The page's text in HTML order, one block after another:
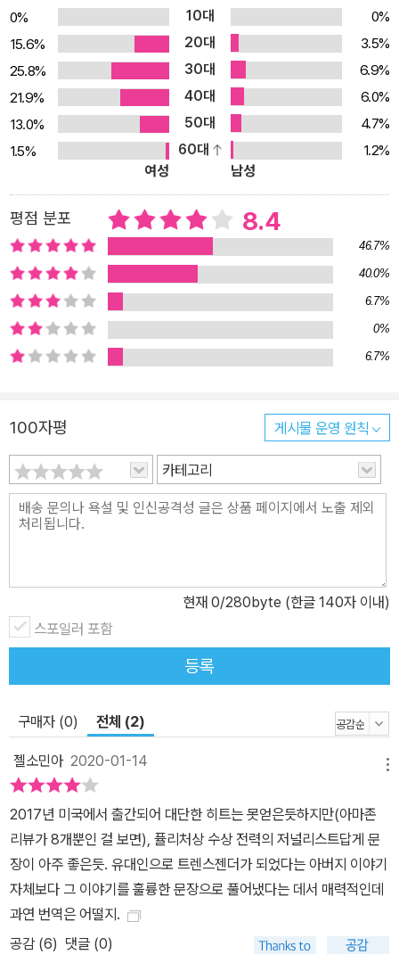
림을 전하며 만연한 문화적 규범들을 해체해 낸다. 이로써 팔루디는
가장 개인적인 것이 가장 정치적인 것이라는 페미니즘의 명제를 본인
의 삶과 작업에서 체현한다. 성별이분법에 기반한 여성성/남성성 신
화의 위기, 그리고 거기에 수반한 ‘화가 난 젊은 남자들’의 탄생과 영
웅적 남성성 재건을 향한 열망/좌절은 『백래시』에서 시작되어 『스티
프트』, 『테러 드림』, 그리고 『다크룸』으로 이어지는 ‘팔루디 연작’을
관통하는 주제다. 『다크룸』은 방법론 면에서도 취재와 인터뷰, 거기
에 대한 페미니스트적 해설을 담으며 팔루디 연작을 완성한다. 무엇
보다『다크룸』에서는 제2물결 페미니스트로서 자신과 불화했던 아버
지라는, 가장 내밀하고 사적인 출발점에서 천착해 왔던 젠더 정체성
이란 창을 경유하며 인종, 민족, 국가, 종교 등 보다 넓은 스펙트럼으
로 탐구의 폭과 범위를 확장해 나간다. 어린 시절 팔루디의 기억 속 아
버지는 마초적이고 폭력적이던, 전형적인 가부장이었다. 그런데 그
아버지가 이혼 후 가정을 떠난 지 수십 년 만에 이메일을 보내 ‘특별한
‘스테파니’라는 새 이름을 적어 자기를 소개한다. 딸은 이 극적인 변화
사와 개인사의 격랑 속에 늘 자신을 가장해야 했던 아버지의 여러 이
름과 정체성 들을 만난다. 부다 지역의 귀공자, 유대인 이슈트반 프리
드먼으로 태어난 아버지는 헝가리의 민족 동화 정책에 경도되어 열여
유대인 학살에 가담했고, 이슈트반 팔루디는 학살의 희생자가 되기보
다 나치 완장을 차고 ‘비유대인’을 연기하며 살아남기를 선택했다. 유
대인 탄압을 피해 도미해서는 사진 조작 전문가 스티븐으로 살며 ‘정
상가족’의 가장이 되기를 선택했다. 이혼이란 실패와 함께 스티븐은
낸다. 이 모든 여정 속에 영원한 이방인이었던 이슈트반, 스티븐, 스테
을 수 있었을까? 언제나 불가해한 존재였던, 자기만의 암실 속에 갇
혀 있던 아버지를 만난 딸은 굳게 닫혀 있던 아버지라는 문을 끈질기
게 두드린다. 10년에 가까운 시간 동안 거의 모든 정체성의 경계들을
톺아 가며 오직 한 사람을 온전히 이해하기 위해 추적한 결과물은 그
저 한 사람의 서사로 그치지 않는다. 『다크룸』은 정체성들의 경계에
서 부침하는 현대인 모두와 공명하는 역사다. ‘정상적인, 진짜, 여
성’이란 무엇인가? ‘진부한 정상성’을 교란하는 여성 됨, 페미니스트
됨에 대한 직면 페미니스트로서 나의 정체성은 아버지가 겪은 ‘정체
0% 10대
0%
15.6%
20대
3.5%
25.8%
30대
6.9%
21.9%
40대
6.0%
13.0%
50대
4.7%
1.5%
60대
1.2%
여성
남성
평점 분포 8.4
46.7%
40.0%
6.7%
0%
6.7%
100자평 게시물 운영 원칙
카테고리
현재 0/280byte (한글 140자 이내)
스포일러 포함
등록
구매자 (0) 전체 (2)
젤소민아2020-01-14
2017년 미국에서 출간되어 대단한 히트는 못얻은듯하지만(아마존
리뷰가 8개뿐인 걸 보면), 퓰리처상 수상 전력의 저널리스트답게 문
장이 아주 좋은듯. 유대인으로 트렌스젠더가 되었다는 아버지 이야기
자체보다 그 이야기를 훌륭한 문장으로 풀어냈다는 데서 매력적인데
과연 번역은 어떨지.
공감 (6) 댓글 (0)